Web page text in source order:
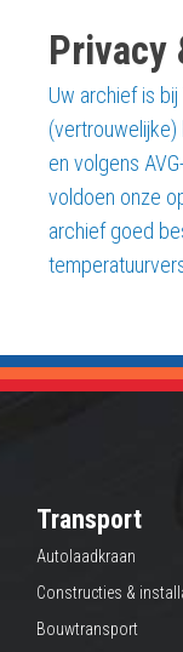
Privacy
Uw archief is
en volgens
voldoen onze
archief goed
Transport
Autolaadkraan
Constructies &
Bouwtransport